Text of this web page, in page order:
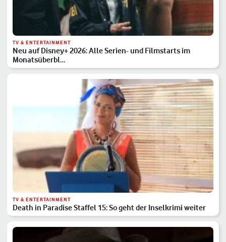
TV & ENTERTAINMENT
Neu auf Disney+ 2026: Alle Serien- und Filmstarts im
Monatsüberbl…
TV & ENTERTAINMENT
Death in Paradise Staffel 15: So geht der Inselkrimi weiter